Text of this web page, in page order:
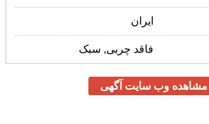
ایران
فاقد چربی, سبک
مشاهده وب سایت آگهی